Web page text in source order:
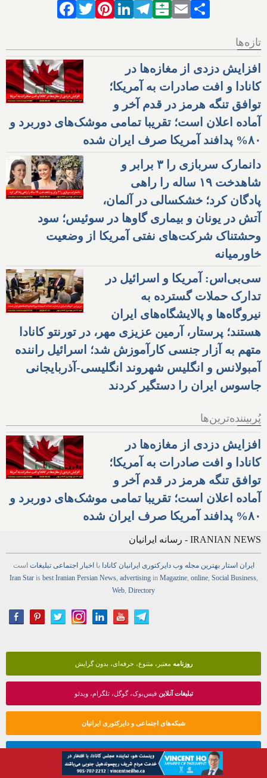
Facebook
TwitterPinterestLinkedIn
Telegram
Balatarin
Email
تازه‌ها
افزایش دزدی از مغازه‌ها در
کانادا و افت صادرات به آمریکا؛
توافق تنگه هرمز در قدم آخر و
آماده اعلان است؛ تقریبا تمامی موشک‌های دوربرد و
۸۰% پدافند آمریکا صرف ایران شده
دانمارک سربازی را ۳ برابر و
شاهدخت ۱۹ ساله را راهی
پادگان کرد؛ خشکسالی در آلمان،
آتش در یونان و بیماری گاوها در سوئیس؛ سود
وحشتناک شرکت‌های نفتی آمریکا از وضعیت
خاورمیانه
سی‌بی‌اس: آمریکا و اسرائیل در
تدارک حملات گسترده به
نیروگاه‌ها و پالایشگاه‌های ایران
هستند؛ پرستار، آرمین عزیزی مهر، در تورنتو کانادا
متهم به آزار جنسی کارآموزش شد؛ اسرائیل راننده
آمبولانس و انگلیس شهروند انگلیسی-آذربایجانی
جاسوس ایران را دستگیر کردند
پُربیننده‌ترین‌ها
افزایش دزدی از مغازه‌ها در
کانادا و افت صادرات به آمریکا؛
توافق تنگه هرمز در قدم آخر و
آماده اعلان است؛ تقریبا تمامی موشک‌های دوربرد و
۸۰% پدافند آمریکا صرف ایران شده
IRANIAN NEWS - رسانه ایرانیان
ایران استار بهترین مجله وب دایرکتوری ایرانیان کانادا بااخبار اجتماعی تبلیغات است
Iran Staris best Iranian Persian News, advertisingin Magazine, online, Social Business,
Web Directory
روزنامه معتبر، متنوع، حرفه‌ای، بدون گرایش
تبلیغات آنلاینفیس‌بوک، گوگل، تلگرام، ویدئو
شبکه‌های اجتماعی و دایرکتوری ایرانیان
وب‌سایت پیشرفتهانواع شرکت‌ها، افراد حقیقی